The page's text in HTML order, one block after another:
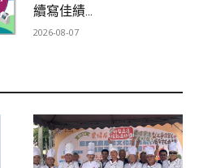
續寫佳績...
2026-08-07